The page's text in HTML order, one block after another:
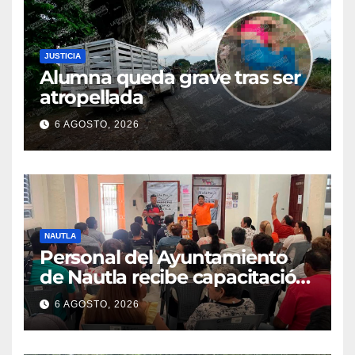
JUSTICIA
Alumna queda grave tras ser
atropellada
6 AGOSTO, 2026
NAUTLA
Personal del Ayuntamiento
de Nautla recibe capacitación
en atención a emergencias
6 AGOSTO, 2026